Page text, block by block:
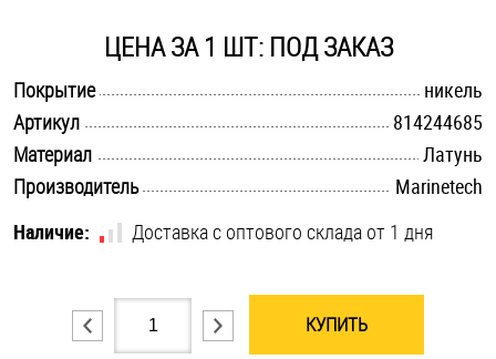
Саморезы и шурупы
Стопорные кольца
Такелаж
Хомуты
Шпильки
ЦЕНА ЗА 1 ШТ: ПОД ЗАКАЗ
Покрытие
никель
Артикул
814244685
Материал
Латунь
Производитель
Marinetech
Наличие:
Доставка с оптового склада от 1 дня
КУПИТЬ